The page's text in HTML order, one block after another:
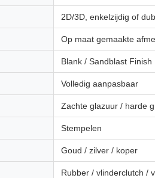
2D/3D, enkelzijdig of
Op maat gemaakte
Blank / Sandblast Finish
Volledig aanpasbaar
Zachte glazuur / harde
Stempelen
Goud / zilver / koper
Rubber / vlinderclutch /